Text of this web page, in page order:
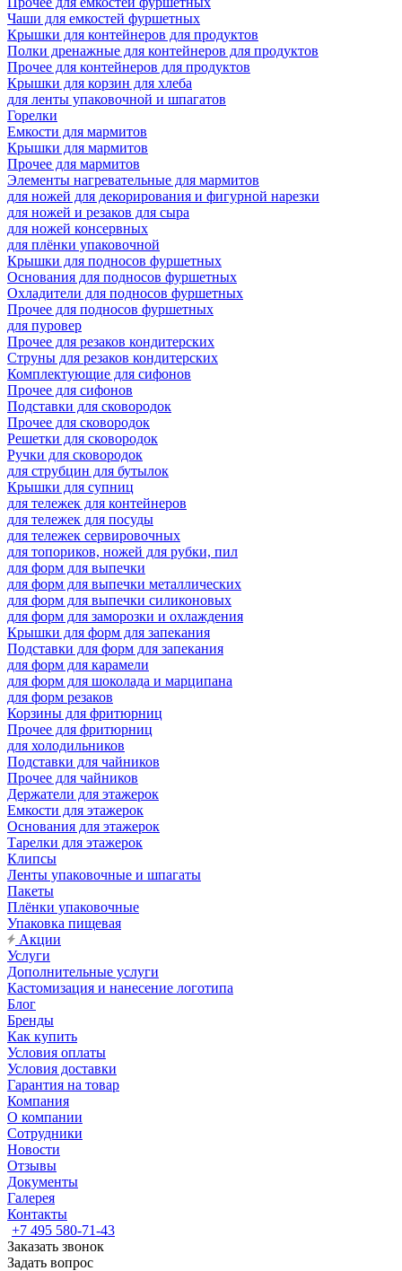
Чаши для емкостей фуршетных
Крышки для контейнеров для продуктов
Полки дренажные для контейнеров для продуктов
Прочее для контейнеров для продуктов
Крышки для корзин для хлеба
для ленты упаковочной и шпагатов
Горелки
Емкости для мармитов
Крышки для мармитов
Прочее для мармитов
Элементы нагревательные для мармитов
для ножей для декорирования и фигурной нарезки
для ножей и резаков для сыра
для ножей консервных
для плёнки упаковочной
Крышки для подносов фуршетных
Основания для подносов фуршетных
Охладители для подносов фуршетных
Прочее для подносов фуршетных
для пуровер
Прочее для резаков кондитерских
Струны для резаков кондитерских
Комплектующие для сифонов
Прочее для сифонов
Подставки для сковородок
Прочее для сковородок
Решетки для сковородок
Ручки для сковородок
для струбцин для бутылок
Крышки для супниц
для тележек для контейнеров
для тележек для посуды
для тележек сервировочных
для топориков, ножей для рубки, пил
для форм для выпечки
для форм для выпечки металлических
для форм для выпечки силиконовых
для форм для заморозки и охлаждения
Крышки для форм для запекания
Подставки для форм для запекания
для форм для карамели
для форм для шоколада и марципана
для форм резаков
Корзины для фритюрниц
Прочее для фритюрниц
для холодильников
Подставки для чайников
Прочее для чайников
Держатели для этажерок
Емкости для этажерок
Основания для этажерок
Тарелки для этажерок
Клипсы
Ленты упаковочные и шпагаты
Пакеты
Плёнки упаковочные
Упаковка пищевая
Акции
Услуги
Дополнительные услуги
Кастомизация и нанесение логотипа
Блог
Бренды
Как купить
Условия оплаты
Условия доставки
Гарантия на товар
Компания
О компании
Сотрудники
Новости
Отзывы
Документы
Галерея
Контакты
+7 495 580-71-43
Заказать звонок
Задать вопрос